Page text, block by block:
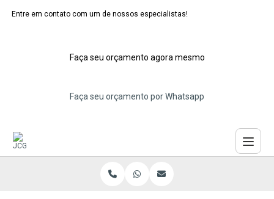
Entre em contato com um de nossos especialistas!
Faça seu orçamento agora mesmo
Faça seu orçamento por Whatsapp